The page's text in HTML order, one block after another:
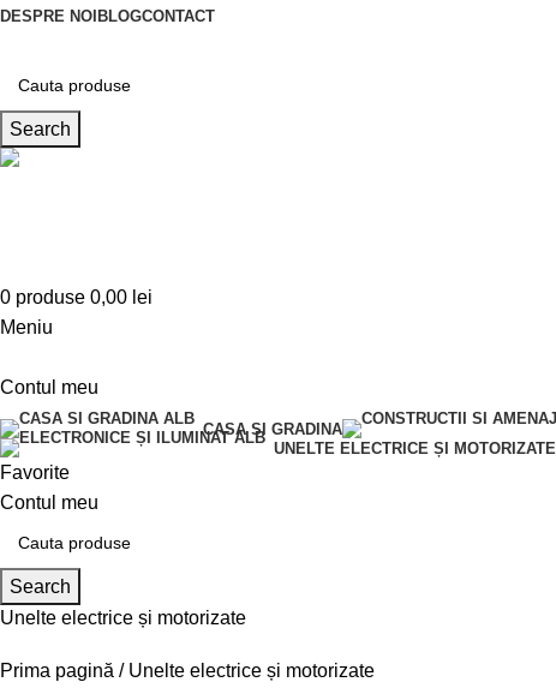
DESPRE NOI BLOGCONTACT
Search
0 produse 0,00 lei
Meniu
Contul meu
CASA SI GRADINA
UNELTE ELECTRICE ȘI MOTORIZATE
Favorite
Contul meu
Search
Unelte electrice și motorizate
Prima pagină Unelte electrice și motorizate